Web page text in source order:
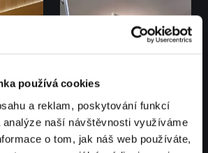
používá cookies
a reklam, poskytování funkcí
naší návštěvnosti využíváme
o tom, jak náš web používáte,